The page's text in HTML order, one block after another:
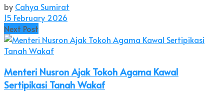
by Cahya Sumirat
15 February 2026
Next Post
Menteri Nusron Ajak Tokoh Agama Kawal
Sertipikasi Tanah Wakaf